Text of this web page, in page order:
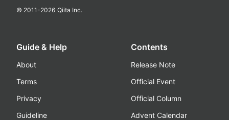
© 2011-2026 Qiita Inc.
Guide & Help
About
Terms
Privacy
Guideline
Contents
Release Note
Official Event
Official Column
Advent Calendar